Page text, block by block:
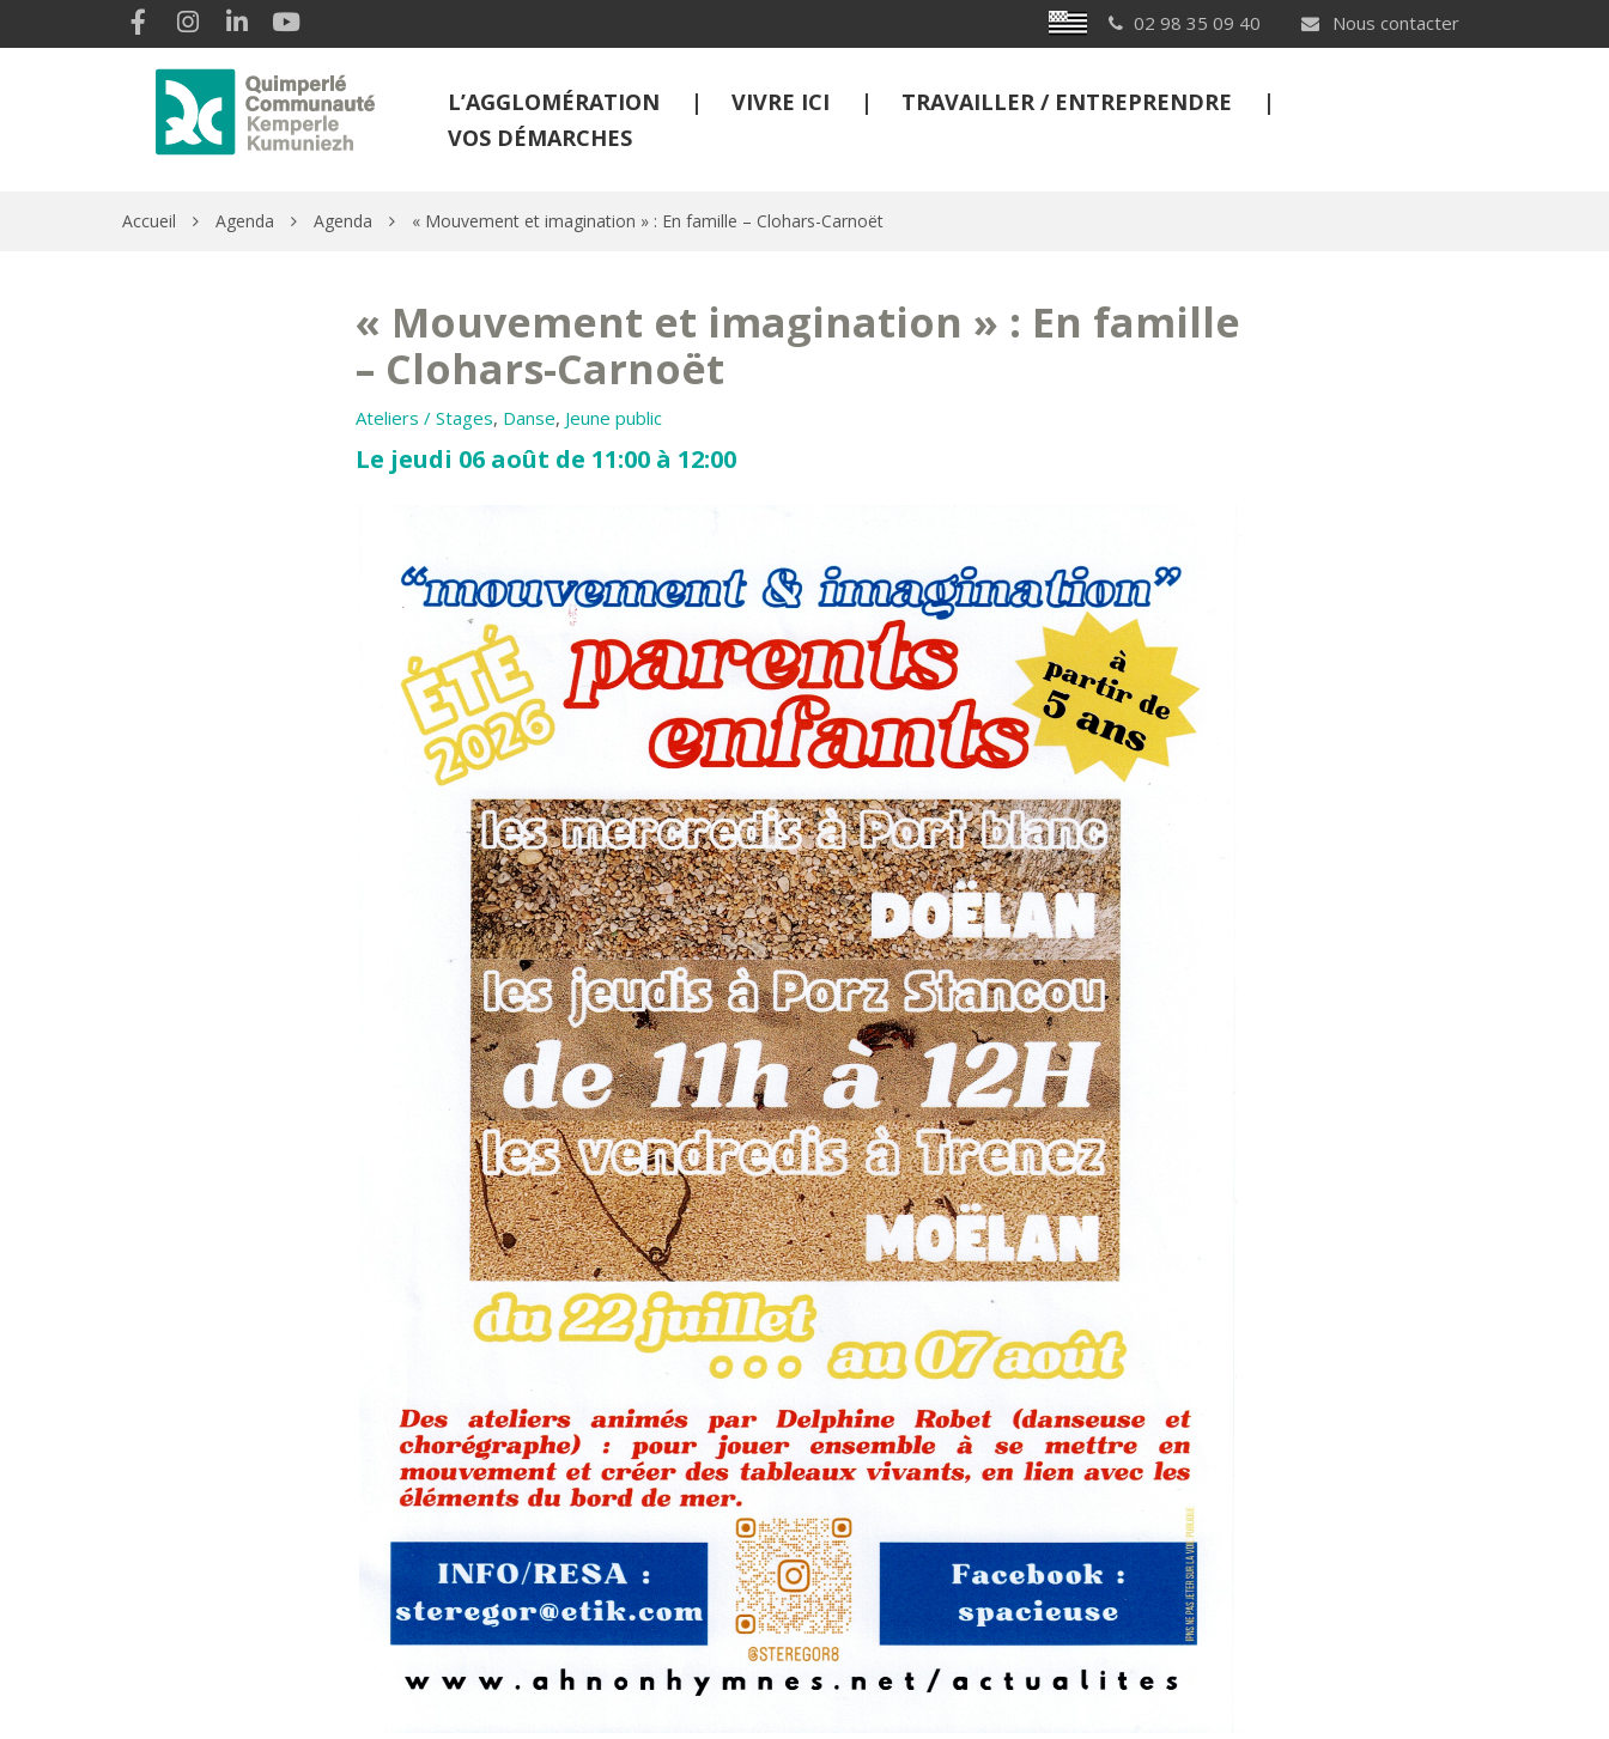
Gestion des traceurs Breton 02 98 35 09 40 Nous contacter
Lien vers le compte Facebook
Lien vers le compte Instagram
Lien vers le compte Linkedin
L’AGGLOMÉRATION VIVRE ICI
TRAVAILLER / ENTREPRENDRE
VOS DÉMARCHES
Accueil Agenda Agenda « Mouvement et imagination » : En famille – Clohars-Carnoët
« Mouvement et imagination » : En famille
– Clohars-Carnoët
Ateliers / Stages, Danse, Jeune public
Le jeudi 06 août de 11:00 à 12:00